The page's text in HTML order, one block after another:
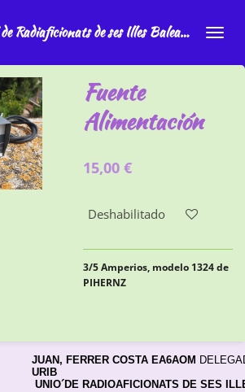
Unio´de Radiaficionats de ses Illes Balears
Fuente
Alimentación
15,00 €
Deshabilitado
3/5 Amperios, modelo 1324 de
PIHERNZ
JUAN, FERRER COSTA EA6AOM
URIB
UNIO´DE RADIOAFICIONATS DE SES